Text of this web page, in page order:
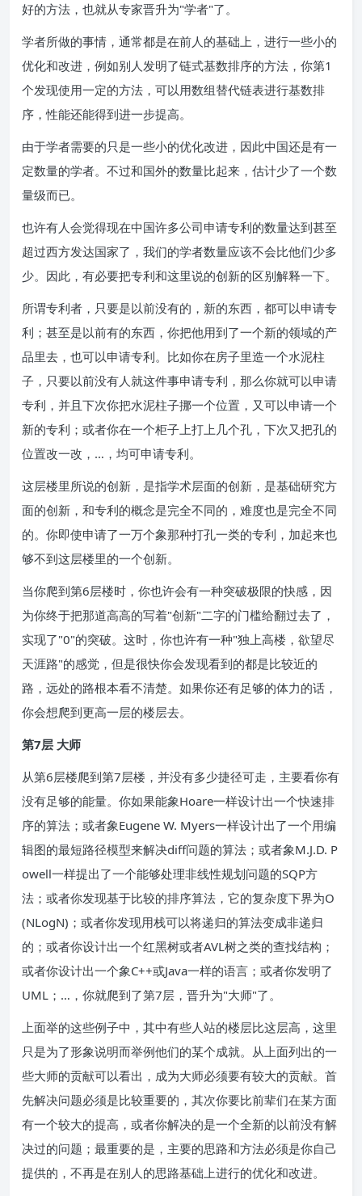
好的方法，也就从专家晋升为"学者"了。
学者所做的事情，通常都是在前人的基础上，进行一些小的
优化和改进，例如别人发明了链式基数排序的方法，你第1
个发现使用一定的方法，可以用数组替代链表进行基数排
序，性能还能得到进一步提高。
由于学者需要的只是一些小的优化改进，因此中国还是有一
定数量的学者。不过和国外的数量比起来，估计少了一个数
量级而已。
也许有人会觉得现在中国许多公司申请专利的数量达到甚至
超过西方发达国家了，我们的学者数量应该不会比他们少多
少。因此，有必要把专利和这里说的创新的区别解释一下。
所谓专利者，只要是以前没有的，新的东西，都可以申请专
利；甚至是以前有的东西，你把他用到了一个新的领域的产
品里去，也可以申请专利。比如你在房子里造一个水泥柱
子，只要以前没有人就这件事申请专利，那么你就可以申请
专利，并且下次你把水泥柱子挪一个位置，又可以申请一个
新的专利；或者你在一个柜子上打上几个孔，下次又把孔的
位置改一改，…，均可申请专利。
这层楼里所说的创新，是指学术层面的创新，是基础研究方
面的创新，和专利的概念是完全不同的，难度也是完全不同
的。你即使申请了一万个象那种打孔一类的专利，加起来也
够不到这层楼里的一个创新。
当你爬到第6层楼时，你也许会有一种突破极限的快感，因
为你终于把那道高高的写着"创新"二字的门槛给翻过去了，
实现了"0"的突破。这时，你也许有一种"独上高楼，欲望尽
天涯路"的感觉，但是很快你会发现看到的都是比较近的
路，远处的路根本看不清楚。如果你还有足够的体力的话，
你会想爬到更高一层的楼层去。
第7层 大师
从第6层楼爬到第7层楼，并没有多少捷径可走，主要看你有
没有足够的能量。你如果能象Hoare一样设计出一个快速排
序的算法；或者象Eugene W. Myers一样设计出了一个用编
辑图的最短路径模型来解决diff问题的算法；或者象M.J.D. P
owell一样提出了一个能够处理非线性规划问题的SQP方
法；或者你发现基于比较的排序算法，它的复杂度下界为O
(NLogN)；或者你发现用栈可以将递归的算法变成非递归
的；或者你设计出一个红黑树或者AVL树之类的查找结构；
或者你设计出一个象C++或Java一样的语言；或者你发明了
UML；…，你就爬到了第7层，晋升为"大师"了。
上面举的这些例子中，其中有些人站的楼层比这层高，这里
只是为了形象说明而举例他们的某个成就。从上面列出的一
些大师的贡献可以看出，成为大师必须要有较大的贡献。首
先解决问题必须是比较重要的，其次你要比前辈们在某方面
有一个较大的提高，或者你解决的是一个全新的以前没有解
决过的问题；最重要的是，主要的思路和方法必须是你自己
提供的，不再是在别人的思路基础上进行的优化和改进。